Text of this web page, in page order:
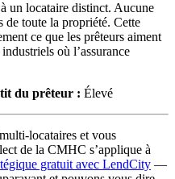
un locataire distinct. Aucune
de toute la propriété. Cette
ce que les prêteurs aiment
où l’assurance
du prêteur : Élevé
locataires et vous
de la CMHC s’applique à
gratuit avec LendCity —